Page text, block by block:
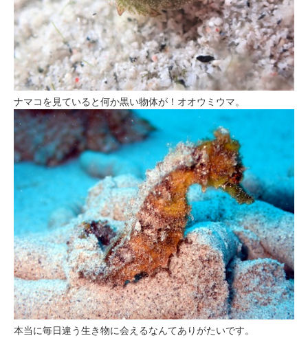
ナマコを見ていると何か黒い物体が！オオウミウマ。
本当に毎日違う生き物に会えるなんてありがたいです。